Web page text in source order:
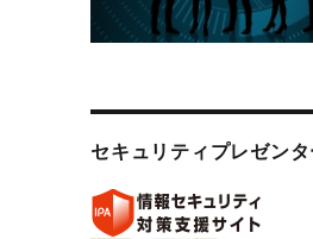
ュリティについて気になること：
セキュリティプレゼンタ